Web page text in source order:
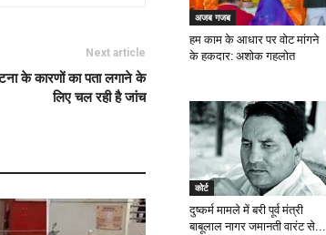
Next article
के कारणों का पता लगाने के
लिए चल रही है जांच
अजब गजब
हम काम के आधार पर वोट मांगने
के हकदार: अशोक गहलोत
कोर्ट
दुष्कर्म मामले में बरी पूर्व मंत्री
बाबूलाल नागर जमानती वारंट से...